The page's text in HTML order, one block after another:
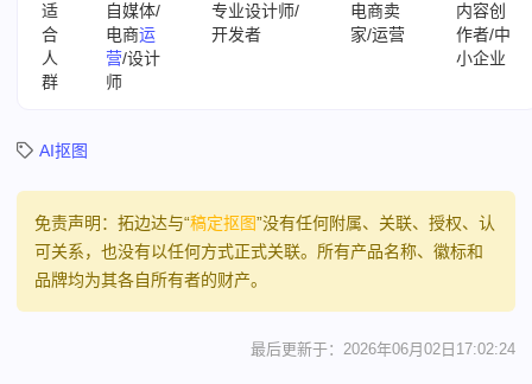
适
合
人
群
自媒体/
电商运
营/设计
师
专业设计师/
开发者
电商卖
家/运营
内容创
作者/中
小企业
AI抠图
免责声明：拓边达与“稿定抠图”没有任何附属、关联、授权、认
可关系，也没有以任何方式正式关联。所有产品名称、徽标和
品牌均为其各自所有者的财产。
最后更新于：2026年06月02日17:02:24